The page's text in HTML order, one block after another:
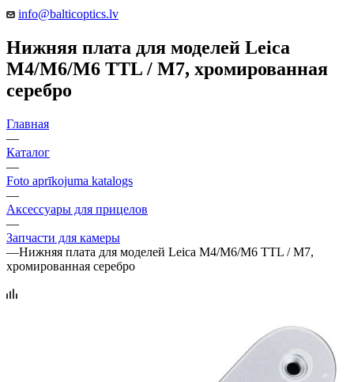
info@balticoptics.lv
Нижняя плата для моделей Leica
M4/M6/M6 TTL / M7, хромированная
серебро
Главная
—
Каталог
—
Foto aprīkojuma katalogs
—
Аксессуары для прицелов
—
Запчасти для камеры
—Нижняя плата для моделей Leica M4/M6/M6 TTL / M7,
хромированная серебро